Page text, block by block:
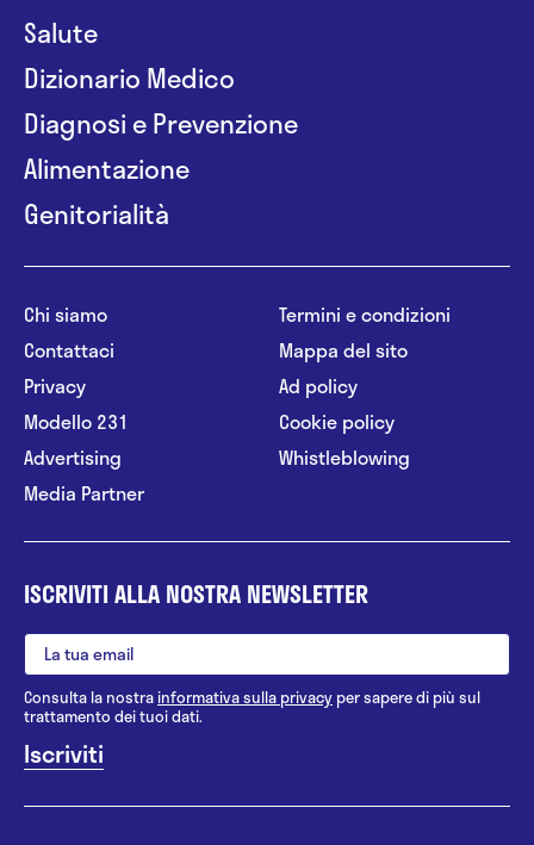
Salute
Dizionario Medico
Diagnosi e Prevenzione
Alimentazione
Genitorialità
Chi siamo
Contattaci
Privacy
Modello 231
Advertising
Media Partner
Termini e condizioni
Mappa del sito
Ad policy
Cookie policy
Whistleblowing
ISCRIVITI ALLA NOSTRA NEWSLETTER
Consulta la nostrainformativa sulla privacy per sapere di più sul
trattamento dei tuoi dati.